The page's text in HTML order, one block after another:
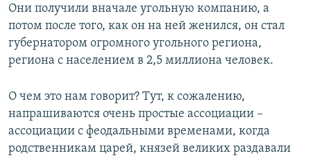
Они получили вначале угольную компанию, а
потом после того, как он на ней женился, он стал
губернатором огромного угольного региона,
региона с населением в 2,5 миллиона человек.
О чем это нам говорит? Тут, к сожалению,
напрашиваются очень простые ассоциации –
ассоциации с феодальными временами, когда
родственникам царей, князей великих раздавали